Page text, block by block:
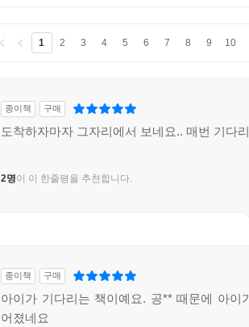
1 2 3 4 5 6 7 8 9 10
종이책 구매
도착하자마자 그자리에서 보네요.. 매번 기다
2명이 이 한줄평을 추천합니다.
종이책 구매
아이가 기다리는 책이예요. 공** 때문에 아이
어졌네요